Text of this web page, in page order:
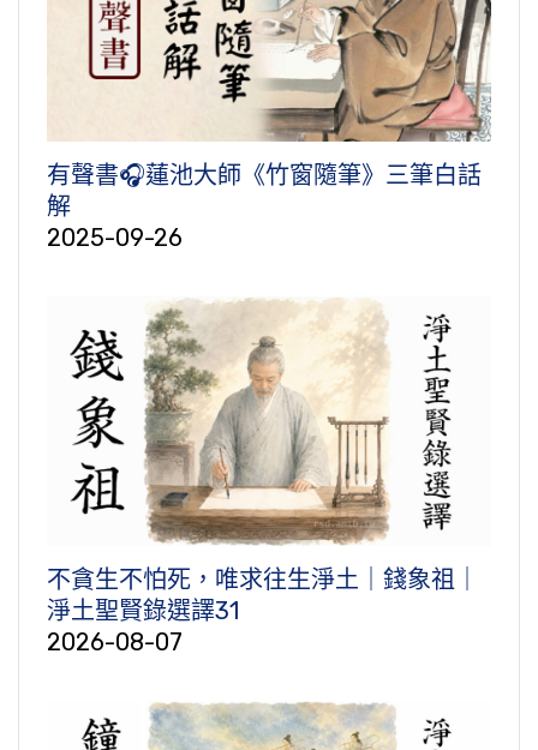
有聲書🎧蓮池大師《竹窗隨筆》三筆白話
解
2025-09-26
不貪生不怕死，唯求往生淨土｜錢象祖｜
淨土聖賢錄選譯31
2026-08-07